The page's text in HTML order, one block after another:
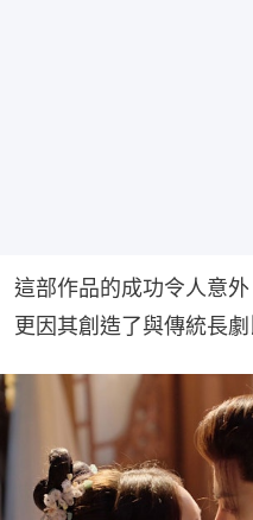
這部作品的成功令人意
更因其創造了與傳統長